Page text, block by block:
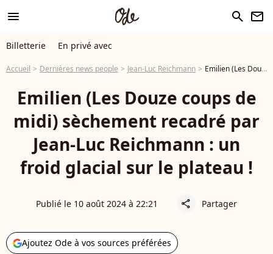
menu search newsletter
Billetterie En privé avec
Accueil Dernières news people Jean-Luc Reichmann Emilien (Les Douze coups de midi) sèchement recadré par Jean-Luc Reichmann : un froid glacial sur le plateau !
Emilien (Les Douze coups de
midi) sèchement recadré par
Jean-Luc Reichmann : un
froid glacial sur le plateau !
Publié le 10 août 2024 à 22:21 share Partager
Ajoutez Ode à vos sources préférées